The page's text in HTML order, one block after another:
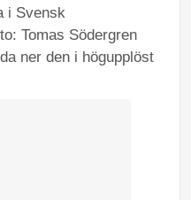
i Svensk
Tomas Södergren
ner den i högupplöst